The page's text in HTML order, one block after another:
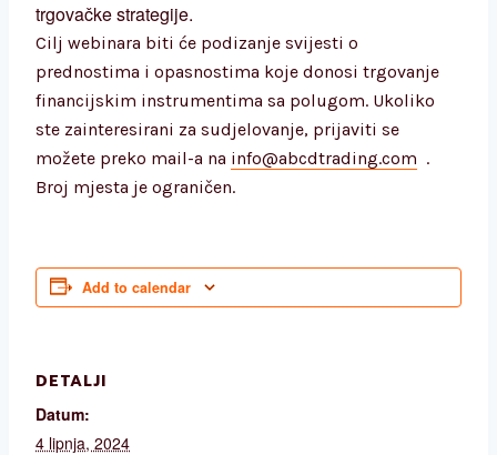
trgovačke strategije.
Cilj webinara biti će podizanje svijesti o
prednostima i opasnostima koje donosi trgovanje
financijskim instrumentima sa polugom. Ukoliko
ste zainteresirani za sudjelovanje, prijaviti se
možete preko mail-a na info@abcdtrading.com .
Broj mjesta je ograničen.
Add to calendar
DETALJI
Datum:
4 lipnja, 2024